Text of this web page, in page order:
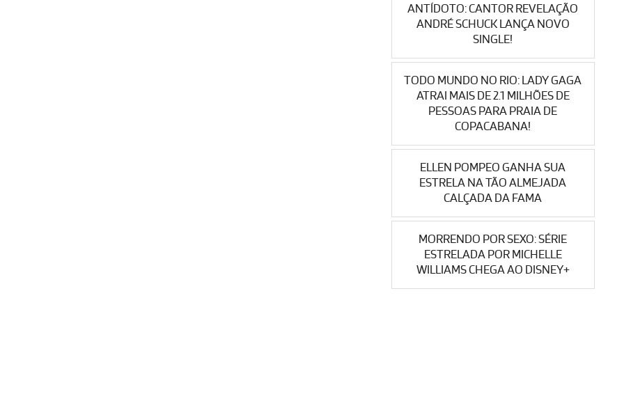
ANTÍDOTO: CANTOR REVELAÇÃO
ANDRÉ SCHUCK LANÇA NOVO
SINGLE!
TODO MUNDO NO RIO: LADY GAGA
ATRAI MAIS DE 2.1 MILHÕES DE
PESSOAS PARA PRAIA DE
COPACABANA!
ELLEN POMPEO GANHA SUA
ESTRELA NA TÃO ALMEJADA
CALÇADA DA FAMA
MORRENDO POR SEXO: SÉRIE
ESTRELADA POR MICHELLE
WILLIAMS CHEGA AO DISNEY+